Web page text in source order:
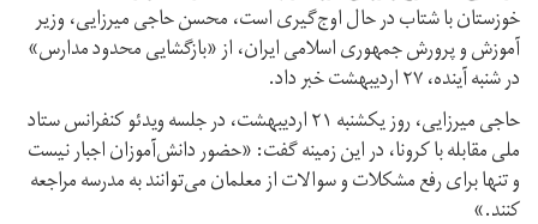
خوزستان با شتاب در حال اوج‌گیری است، محسن حاجی میرزایی، وزیر
آموزش و پرورش جمهوری اسلامی ایران، از «بازگشایی محدود مدارس»
در شنبه آینده، ۲۷ اردیبهشت خبر داد.
حاجی میرزایی، روز یکشنبه ۲۱ اردیبهشت، در جلسه ویدئو کنفرانس ستاد
ملی مقابله با کرونا، در این زمینه گفت: «حضور دانش‌آموزان اجبار نیست
و تنها برای رفع مشکلات و سوالات از معلمان می‌توانند به مدرسه مراجعه
کنند.»